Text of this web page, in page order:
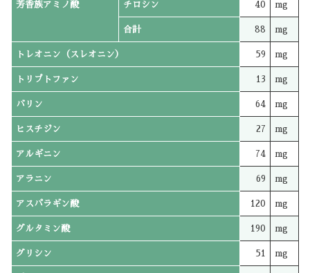
芳香族アミノ酸 チロシン 40 mg
合計 88 mg
トレオニン（スレオニン） 59 mg
トリプトファン 13 mg
バリン 64 mg
ヒスチジン 27 mg
アルギニン 74 mg
アラニン 69 mg
アスパラギン酸 120 mg
グルタミン酸 190 mg
グリシン 51 mg